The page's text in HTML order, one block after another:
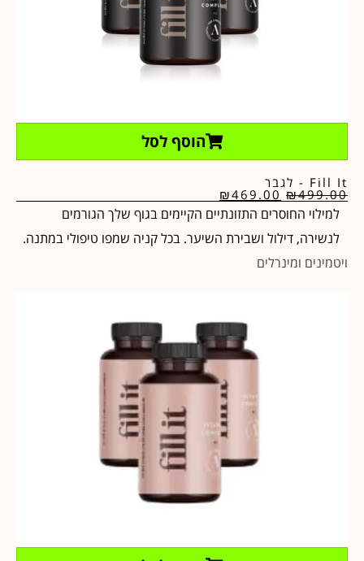
הוסף לסל
Fill It - לגבר
₪499.00
₪469.00
למילוי החוסרים התזונתיים הקיימים בגוף שלך הגורמים
לנשירה, דילול ושבירת השיער. בכל קניה שמפו טיפולי במתנה.
ויטמינים ומינרלים